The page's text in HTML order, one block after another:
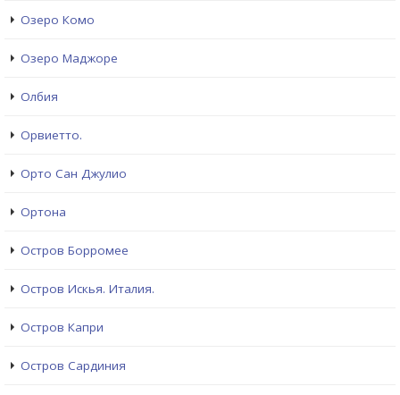
Озеро Комо
Озеро Маджоре
Олбия
Орвиетто.
Орто Сан Джулио
Ортона
Остров Борромее
Остров Искья. Италия.
Остров Капри
Остров Сардиния